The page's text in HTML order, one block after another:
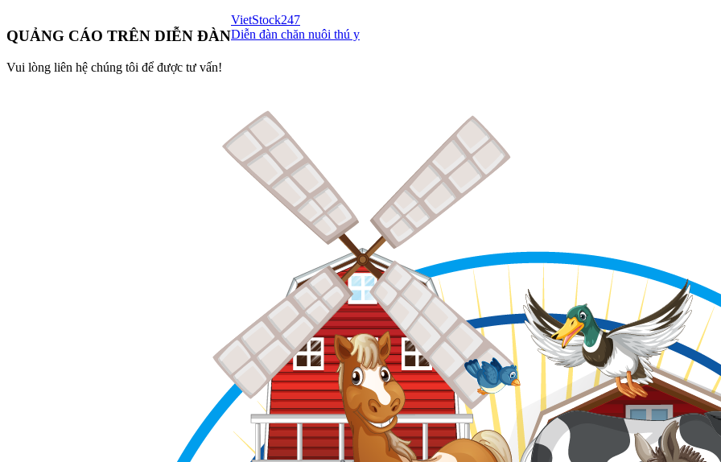
QUẢNG CÁO TRÊN DIỄN ĐÀN
Vui lòng liên hệ chúng tôi để được tư vấn!
VietStock247
Diễn đàn chăn nuôi thú y